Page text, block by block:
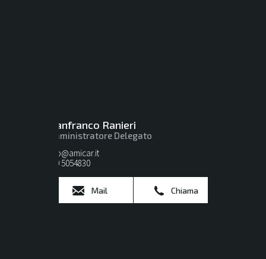
Gianfranco Ranieri
Amministratore Delegato
info@amicar.it
080 5054830
Mail Chiama